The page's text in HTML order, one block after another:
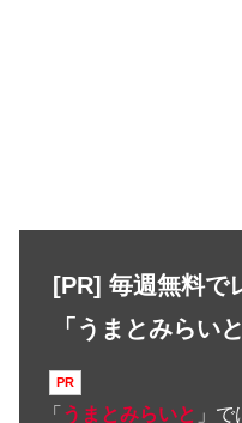
[PR] 毎週無料で
「うまとみらいと
「 うまとみらいと 」